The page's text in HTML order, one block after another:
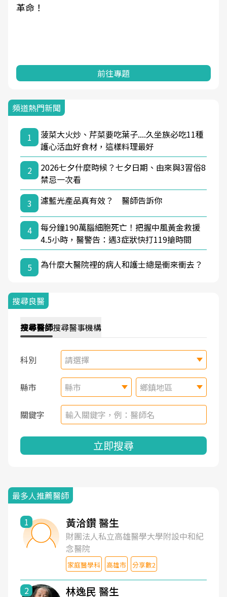
革命！
前往專題
頻道熱門新聞
1
菠菜大火炒、芹菜要吃葉子....久坐族必吃11種
護心活血好食材，這樣料理最好
2
2026七夕什麼時候？七夕日期、由來與3習俗8
禁忌一次看
3
濾藍光產品真有效？ 醫師告訴你
4
每分鐘190萬腦細胞死亡！把握中風黃金救援
4.5小時，醫警告：遇3症狀快打119搶時間
5 為什麼大醫院裡的病人和護士總是衝來衝去？
搜尋良醫
搜尋醫師搜尋醫事機構
科別 請選擇
縣市 縣市 鄉鎮地區
關鍵字
立即搜尋
最多人推薦醫師
1 黃洽鑽 醫生
財團法人私立高雄醫學大學附設中和紀
念醫院
家庭醫學科 高雄市 分享數2
2 林逸民 醫生